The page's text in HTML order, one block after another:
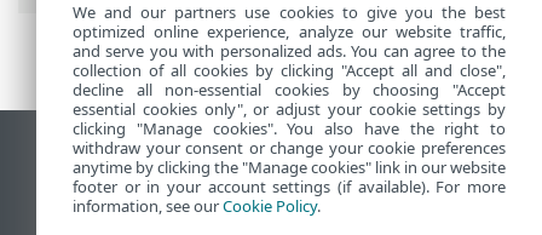
Näytä tietokonesivusto
End of Life
ESET-tietämyskanta
We and our partners use cookies to give you the best
optimized online experience, analyze our website traffic,
and serve you with personalized ads. You can agree to the
collection of all cookies by clicking "Accept all and close",
decline all non-essential cookies by choosing "Accept
essential cookies only", or adjust your cookie settings by
clicking "Manage cookies". You also have the right to
withdraw your consent or change your cookie preferences
anytime by clicking the "Manage cookies" link in our website
footer or in your account settings (if available). For more
information, see ourCookie Policy.